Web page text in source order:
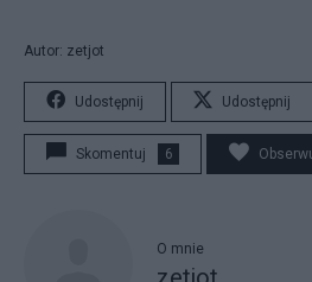
Autor: zetjot
Udostępnij Udostępnij
Skomentuj 6
O mnie